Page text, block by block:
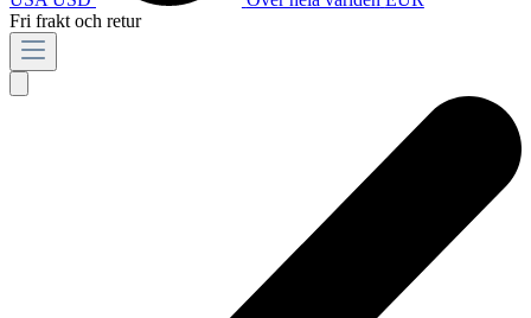
Fri frakt och retur